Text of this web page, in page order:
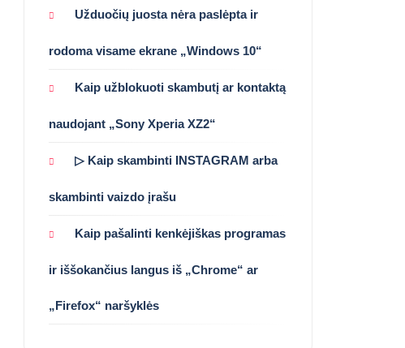
Užduočių juosta nėra paslėpta ir
rodoma visame ekrane „Windows 10“
Kaip užblokuoti skambutį ar kontaktą
naudojant „Sony Xperia XZ2“
▷ Kaip skambinti INSTAGRAM arba
skambinti vaizdo įrašu
Kaip pašalinti kenkėjiškas programas
ir iššokančius langus iš „Chrome“ ar
„Firefox“ naršyklės